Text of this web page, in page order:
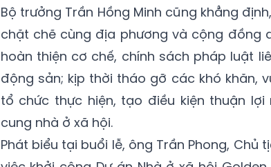
Bộ trưởng Trần Hồng Minh cũng khẳng
chặt chẽ cùng địa phương và cộng đồng
hoàn thiện cơ chế, chính sách pháp luật
động sản; kịp thời tháo gỡ các khó khăn,
tổ chức thực hiện, tạo điều kiện thuận
cung nhà ở xã hội.
Phát biểu tại buổi lễ, ông Trần Phong, Chủ